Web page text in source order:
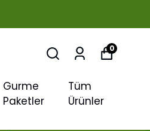
Gurme
Paketler
Tüm
Ürünler
0